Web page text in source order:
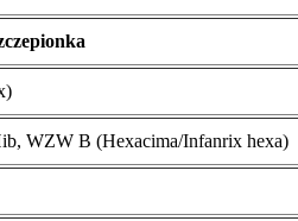
WZW B (Hexacima/Infanrix hexa)